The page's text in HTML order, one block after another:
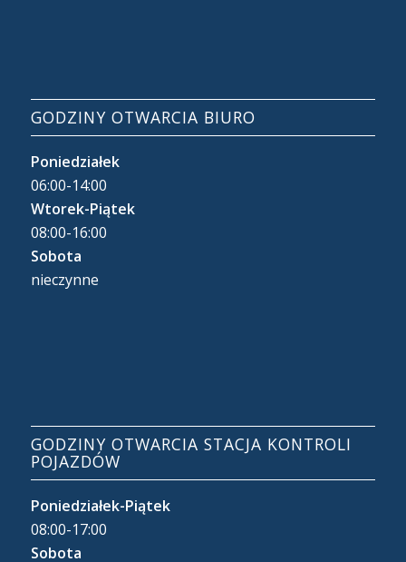
GODZINY OTWARCIA BIURO
Poniedziałek
06:00-14:00
Wtorek-Piątek
08:00-16:00
Sobota
nieczynne
GODZINY OTWARCIA STACJA KONTROLI
POJAZDÓW
Poniedziałek-Piątek
08:00-17:00
Sobota